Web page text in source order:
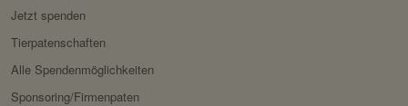
Jetzt spenden
Tierpatenschaften
Alle Spendenmöglichkeiten
Sponsoring/Firmenpaten